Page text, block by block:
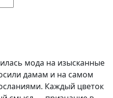
мода на изысканные
дамам и на самом
Каждый цветок